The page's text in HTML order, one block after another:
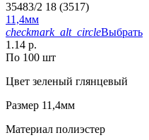
35483/2 18 (3517)
11,4мм
checkmark_alt_circleВыбрать
1.14 р.
По 100 шт
Цвет зеленый глянцевый
Размер 11,4мм
Материал полиэстер